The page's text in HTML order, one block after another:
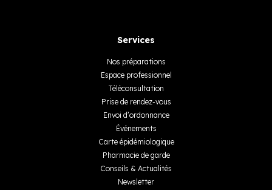
Services
Nos préparations
Espace professionnel
Téléconsultation
Prise de rendez-vous
Envoi d’ordonnance
Événements
Carte épidémiologique
Pharmacie de garde
Conseils & Actualités
Newsletter